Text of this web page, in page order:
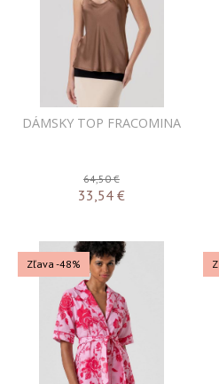
DÁMSKY TOP FRACOMINA
64,50 €
33,54 €
Zľava -48%